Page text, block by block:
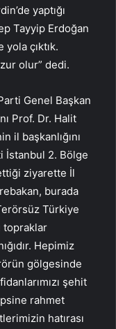
yaptığı
Tayyip Erdoğan
çıktık.
olur” dedi.
Genel Başkan
Prof. Dr. Halit
il başkanlığını
İstanbul 2. Bölge
ziyarette İl
burada
Türkiye
topraklar
Hepimiz
gölgesinde
şehit
rahmet
hatırası